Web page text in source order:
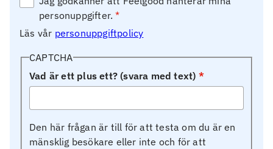
personuppgifter.
Läs vår personuppgiftpolicy
CAPTCHA
Vad är ett plus ett? (svara med text)
Den här frågan är till för att testa om du är en
mänsklig besökare eller inte och för att